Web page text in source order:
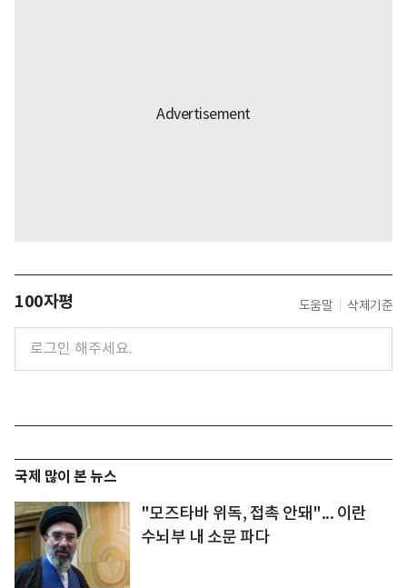
100자평 도움말 삭제기준
국제 많이 본 뉴스
"모즈타바 위독, 접촉 안돼"... 이란
수뇌부 내 소문 파다